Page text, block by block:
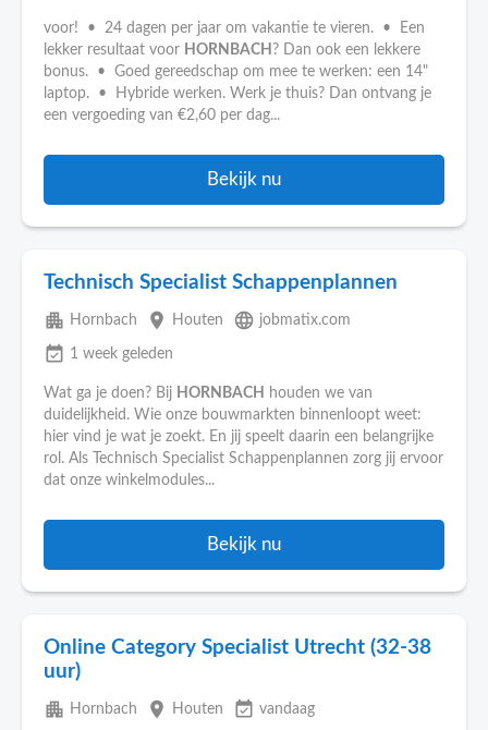
voor! • 24 dagen per jaar om vakantie te vieren. • Een
lekker resultaat voor HORNBACH ? Dan ook een lekkere
bonus. • Goed gereedschap om mee te werken: een 14"
laptop. • Hybride werken. Werk je thuis? Dan ontvang je
een vergoeding van €2,60 per dag...
Bekijk nu
Technisch Specialist Schappenplannen
apartment Hornbach place Houten language jobmatix.com
event_available 1 week geleden
Wat ga je doen? Bij HORNBACH
houden we van
duidelijkheid. Wie onze bouwmarkten binnenloopt weet:
hier vind je wat je zoekt. En jij speelt daarin een belangrijke
rol. Als Technisch Specialist Schappenplannen zorg jij ervoor
dat onze winkelmodules...
Bekijk nu
Online Category Specialist Utrecht (32-38
uur)
apartment Hornbach place Houten event_available vandaag